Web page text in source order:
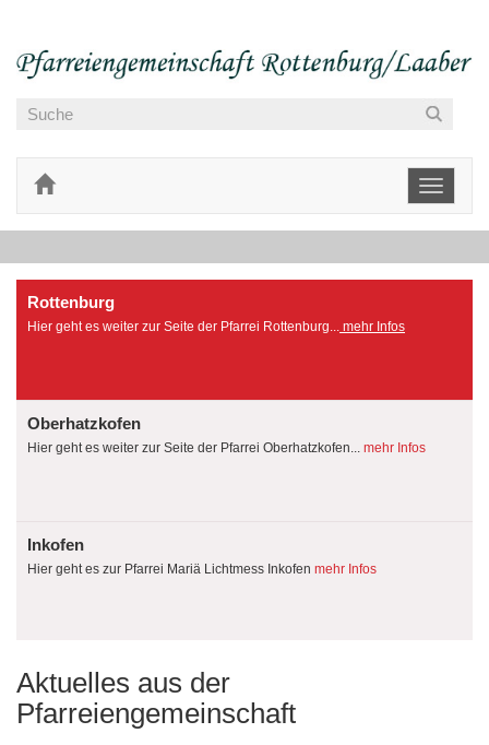
Toggle
Rottenburg
Hier geht es weiter zur Seite der Pfarrei Rottenburg... mehr Infos
Oberhatzkofen
Hier geht es weiter zur Seite der Pfarrei Oberhatzkofen... mehr Infos
Inkofen
Hier geht es zur Pfarrei Mariä Lichtmess Inkofen mehr Infos
Aktuelles aus der
Pfarreiengemeinschaft